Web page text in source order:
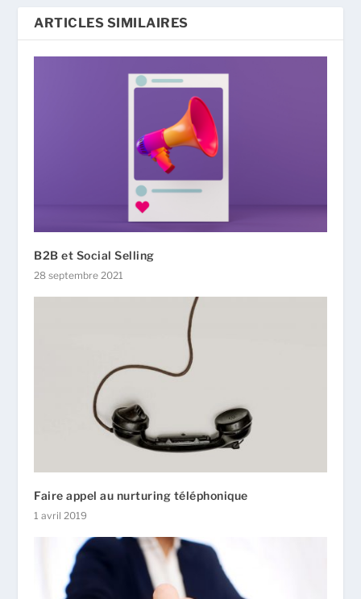
ARTICLES SIMILAIRES
B2B et Social Selling
28 septembre 2021
Faire appel au nurturing téléphonique
1 avril 2019